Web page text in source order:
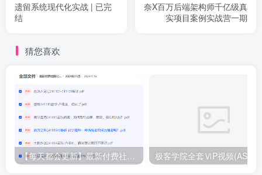
遗留系统现代化实战 | 已完
结
奈X百万后端架构师千亿级真
实项目案例实战营一期
猜您喜欢
【每天都会更新】最新付费社群公众号文章 极客学院全套ⅥP视频(AS版)